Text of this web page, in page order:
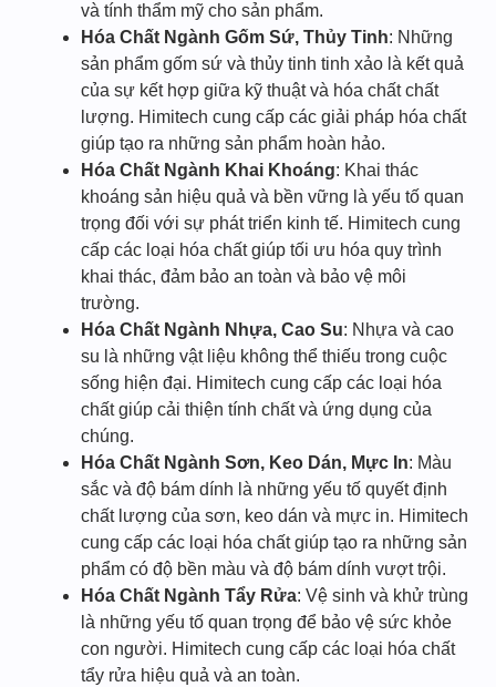
và tính thẩm mỹ cho sản phẩm.
Hóa Chất Ngành Gốm Sứ, Thủy Tinh: Những
sản phẩm gốm sứ và thủy tinh tinh xảo là kết quả
của sự kết hợp giữa kỹ thuật và hóa chất chất
lượng. Himitech cung cấp các giải pháp hóa chất
giúp tạo ra những sản phẩm hoàn hảo.
Hóa Chất Ngành Khai Khoáng: Khai thác
khoáng sản hiệu quả và bền vững là yếu tố quan
trọng đối với sự phát triển kinh tế. Himitech cung
cấp các loại hóa chất giúp tối ưu hóa quy trình
khai thác, đảm bảo an toàn và bảo vệ môi
trường.
Hóa Chất Ngành Nhựa, Cao Su: Nhựa và cao
su là những vật liệu không thể thiếu trong cuộc
sống hiện đại. Himitech cung cấp các loại hóa
chất giúp cải thiện tính chất và ứng dụng của
chúng.
Hóa Chất Ngành Sơn, Keo Dán, Mực In: Màu
sắc và độ bám dính là những yếu tố quyết định
chất lượng của sơn, keo dán và mực in. Himitech
cung cấp các loại hóa chất giúp tạo ra những sản
phẩm có độ bền màu và độ bám dính vượt trội.
Hóa Chất Ngành Tẩy Rửa: Vệ sinh và khử trùng
là những yếu tố quan trọng để bảo vệ sức khỏe
con người. Himitech cung cấp các loại hóa chất
tẩy rửa hiệu quả và an toàn.